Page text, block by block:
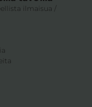
ilmaisua /